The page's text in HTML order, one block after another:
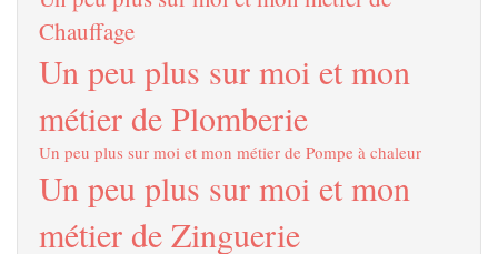
Chauffage
Un peu plus sur moi et mon
métier de Plomberie
Un peu plus sur moi et mon métier de Pompe à chaleur
Un peu plus sur moi et mon
métier de Zinguerie